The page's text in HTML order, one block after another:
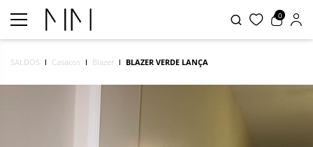
0
SALDOS Casacos Blazer BLAZER VERDE LANÇA